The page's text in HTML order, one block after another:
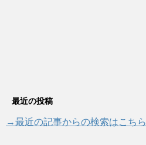
最近の投稿
→最近の記事からの検索はこちら